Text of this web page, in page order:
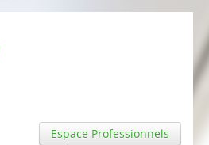
Espace Professionnels